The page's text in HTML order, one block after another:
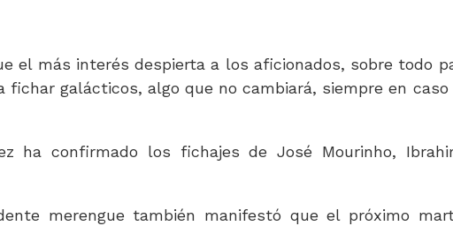
el más interés despierta a los aficionados, sobre todo
galácticos, algo que no cambiará, siempre en caso
ha confirmado los fichajes de José Mourinho,
merengue también manifestó que el próximo